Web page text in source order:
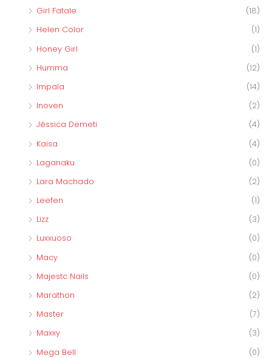
Girl Fatale
(18)
Helen Color
(1)
Honey Girl
(1)
Humma
(12)
Impala
(14)
Inoven
(2)
Jéssica Demeti
(4)
Kaisa
(4)
Laganaku
(0)
Lara Machado
(2)
Leefen
(1)
Lizz
(3)
Luxxuoso
(0)
Macy
(0)
Majestc Nails
(0)
Marathon
(2)
Master
(7)
Maxxy
(3)
Mega Bell
(0)